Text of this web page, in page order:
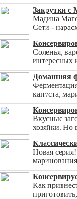
Закрутки с
Мадина
Сети -
Соленья,
интересных
Домашняя
капуста,
Вкусные
хозяйки. Но
Новая
Как